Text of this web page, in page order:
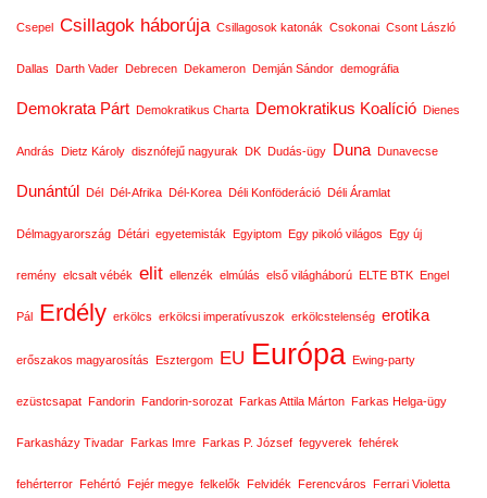
Csepel Csillagok háborúja Csillagosok katonák Csokonai Csont László
Dallas Darth Vader Debrecen Dekameron Demján Sándor demográfia
Demokrata Párt Demokratikus Charta Demokratikus Koalíció Dienes
András Dietz Károly disznófejű nagyurak DK Dudás-ügy Duna Dunavecse
Dunántúl Dél Dél-Afrika Dél-Korea Déli Konföderáció Déli Áramlat
Délmagyarország Détári egyetemisták Egyiptom Egy pikoló világos Egy új
remény elcsalt vébék elit ellenzék elmúlás első világháború ELTE BTK Engel
Pál Erdély erkölcs erkölcsi imperatívuszok erkölcstelenség erotika
erőszakos magyarosítás Esztergom EU Európa Ewing-party
ezüstcsapat Fandorin Fandorin-sorozat Farkas Attila Márton Farkas Helga-ügy
Farkasházy Tivadar Farkas Imre Farkas P. József fegyverek fehérek
fehérterror Fehértó Fejér megye felkelők Felvidék Ferencváros Ferrari Violetta